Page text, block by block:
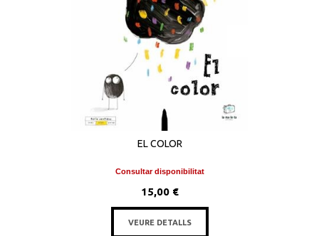
EL COLOR
Consultar disponibilitat
15,00 €
VEURE DETALLS